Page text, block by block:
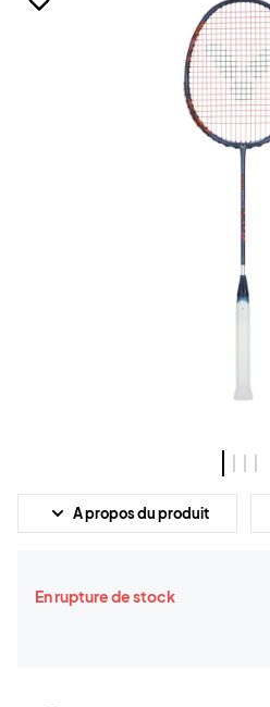
A propos du produit
En rupture de stock